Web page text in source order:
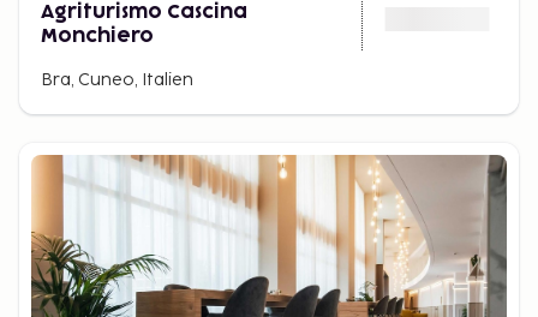
Agriturismo Cascina
Monchiero
Bra, Cuneo, Italien